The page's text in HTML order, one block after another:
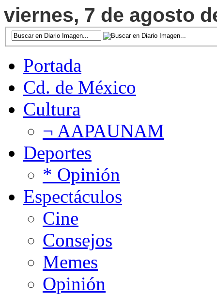
viernes, 7 de agosto
Portada
Cd. de México
Cultura
¬ AAPAUNAM
Deportes
* Opinión
Espectáculos
Cine
Consejos
Memes
Opinión